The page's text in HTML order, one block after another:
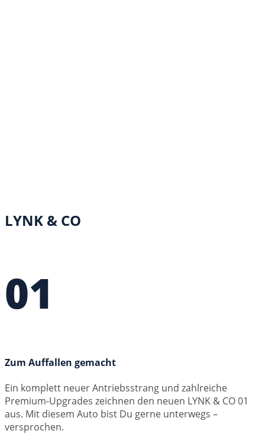
LYNK & CO
01
Zum Auffallen gemacht
Ein komplett neuer Antriebsstrang und zahlreiche
Premium-Upgrades zeichnen den neuen LYNK & CO 01
aus. Mit diesem Auto bist Du gerne unterwegs –
versprochen.